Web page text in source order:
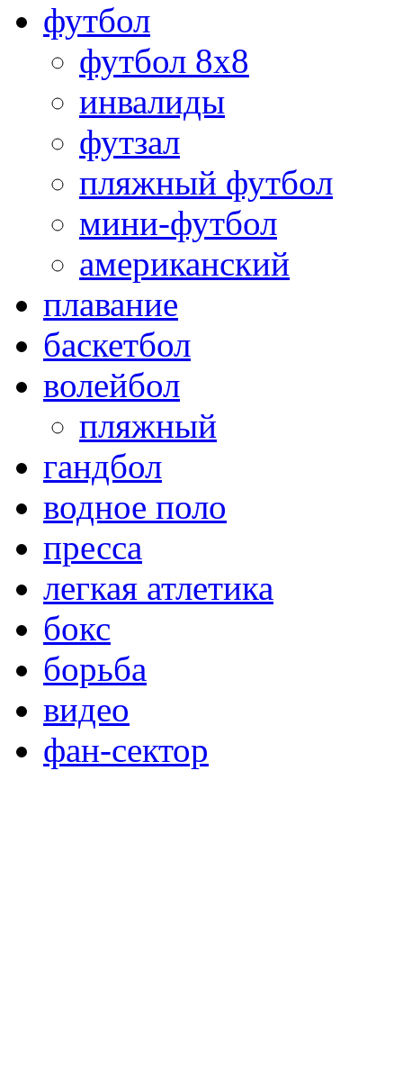
футбол
футбол 8х8
инвалиды
футзал
пляжный футбол
мини-футбол
американский
плавание
баскетбол
волейбол
пляжный
гандбол
водное поло
пресса
легкая атлетика
бокс
борьба
видео
фан-сектор